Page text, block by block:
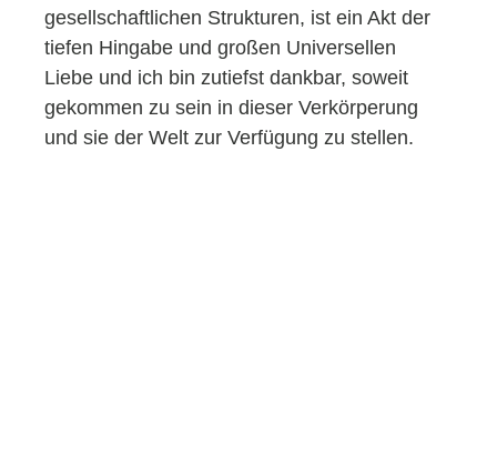
gesellschaftlichen Strukturen, ist ein Akt der
tiefen Hingabe und großen Universellen
Liebe und ich bin zutiefst dankbar, soweit
gekommen zu sein in dieser Verkörperung
und sie der Welt zur Verfügung zu stellen.